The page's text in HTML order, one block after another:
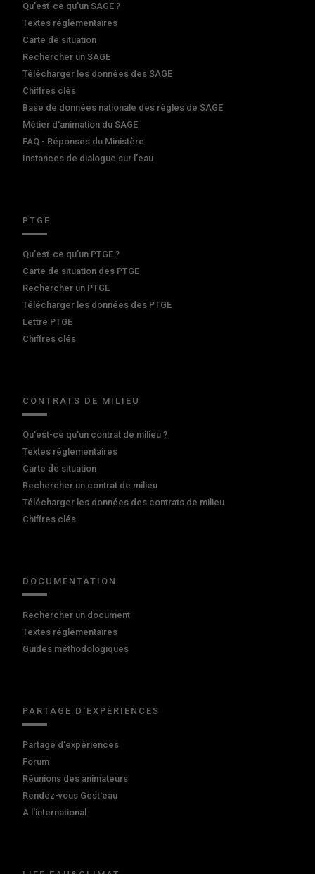
Qu'est-ce qu'un SAGE ?
Textes réglementaires
Carte de situation
Rechercher un SAGE
Télécharger les données des SAGE
Chiffres clés
Base de données nationale des règles de SAGE
Métier d'animation du SAGE
FAQ - Réponses du Ministère
Instances de dialogue sur l'eau
PTGE
Qu’est-ce qu’un PTGE ?
Carte de situation des PTGE
Rechercher un PTGE
Télécharger les données des PTGE
Lettre PTGE
Chiffres clés
CONTRATS DE MILIEU
Qu'est-ce qu'un contrat de milieu ?
Textes réglementaires
Carte de situation
Rechercher un contrat de milieu
Télécharger les données des contrats de milieu
Chiffres clés
DOCUMENTATION
Rechercher un document
Textes réglementaires
Guides méthodologiques
PARTAGE D'EXPÉRIENCES
Partage d'expériences
Forum
Réunions des animateurs
Rendez-vous Gest'eau
A l'international